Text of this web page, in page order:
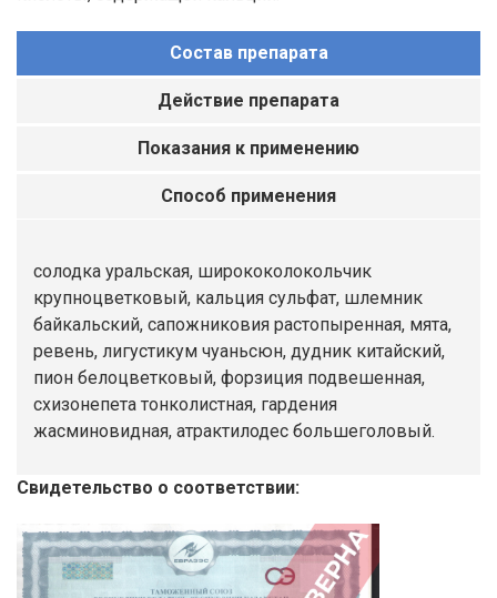
Состав препарата
Действие препарата
Показания к применению
Способ применения
солодка уральская, ширококолокольчик
крупноцветковый, кальция сульфат, шлемник
байкальский, сапожниковия растопыренная, мята,
ревень, лигустикум чуаньсюн, дудник китайский,
пион белоцветковый, форзиция подвешенная,
схизонепета тонколистная, гардения
жасминовидная, атрактилодес большеголовый.
Свидетельство о соответствии: